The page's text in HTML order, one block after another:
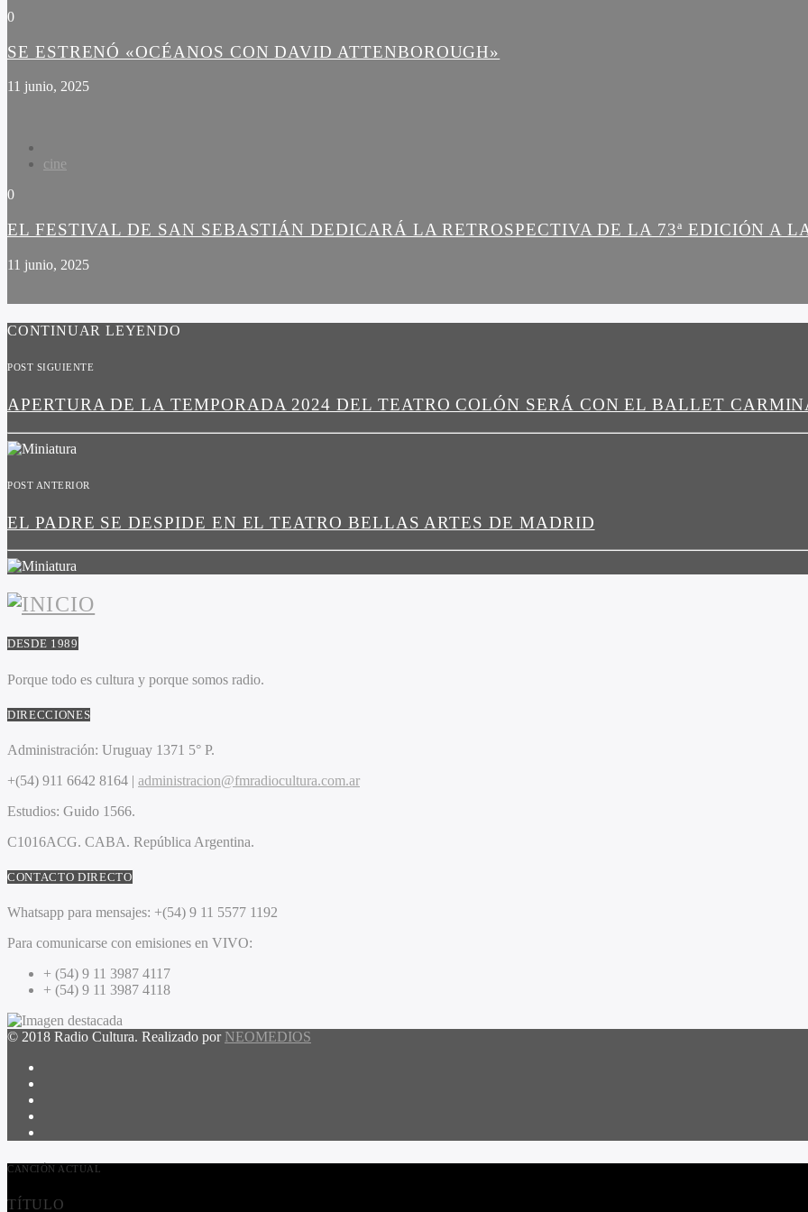
0
SE ESTRENÓ «OCÉANOS CON DAVID ATTENBOROUGH»
11 junio, 2025
cine
0
EL FESTIVAL DE SAN SEBASTIÁN DEDICARÁ LA RETROSPECTIVA DE LA 73ª EDICIÓN A
11 junio, 2025
CONTINUAR LEYENDO
POST SIGUIENTE
APERTURA DE LA TEMPORADA 2024 DEL TEATRO COLÓN SERÁ CON EL BALLET
POST ANTERIOR
EL PADRE SE DESPIDE EN EL TEATRO BELLAS ARTES DE MADRID
DESDE 1989
Porque todo es cultura y porque somos radio.
DIRECCIONES
Administración: Uruguay 1371 5° P.
+(54) 911 6642 8164 | administracion@fmradiocultura.com.ar
Estudios: Guido 1566.
C1016ACG. CABA. República Argentina.
CONTACTO DIRECTO
Whatsapp para mensajes: +(54) 9 11 5577 1192
Para comunicarse con emisiones en VIVO:
+ (54) 9 11 3987 4117
+ (54) 9 11 3987 4118
© 2018 Radio Cultura. Realizado por NEOMEDIOS
CANCIÓN ACTUAL
TÍTULO